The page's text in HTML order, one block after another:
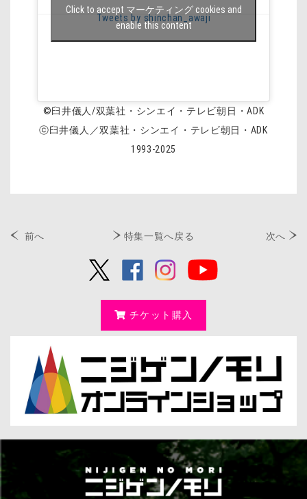
Tweets by shinchan_awaji
Click to accept マーケティング cookies and
enable this content
©臼井儀人/双葉社・シンエイ・テレビ朝日・ADK
ⓒ臼井儀人／双葉社・シンエイ・テレビ朝日・ADK
1993-2025
前へ 特集一覧へ戻る 次へ
チケット購入